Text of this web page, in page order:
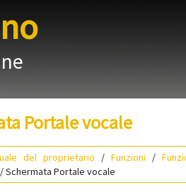
Portale vocale
del proprietario / Funzioni /
/ Schermata Portale vocale